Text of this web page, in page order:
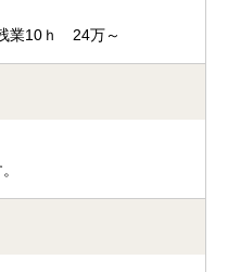
業10ｈ 24万～